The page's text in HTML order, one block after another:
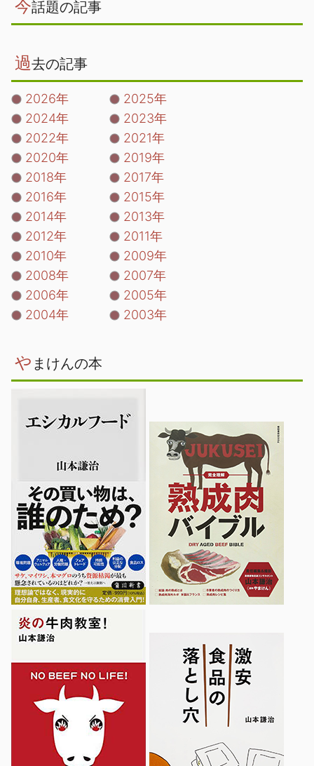
今話題の記事
過去の記事
2026年
2025年
2024年
2023年
2022年
2021年
2020年
2019年
2018年
2017年
2016年
2015年
2014年
2013年
2012年
2011年
2010年
2009年
2008年
2007年
2006年
2005年
2004年
2003年
や まけんの本